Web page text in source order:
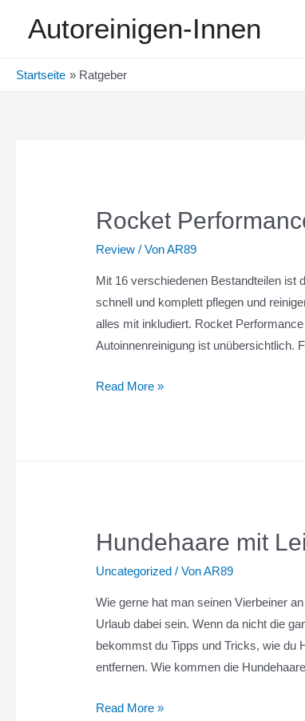
Autoreinigen-Innen
Startseite Ratgeber
Rocket
Review / VonAR89
Mit 16 verschiedenen Bestandteilen ist
schnell und komplett pflegen und
alles mit inkludiert. Rocket
Autoinnenreinigung ist unübersichtlich.
Rocket
Read More »
Hundehaare mit
Uncategorized / VonAR89
Wie gerne hat man seinen Vierbeiner
Urlaub dabei sein. Wenn da nicht die
bekommst du Tipps und Tricks, wie du
entfernen. Wie kommen die
Hundehaare
Read More »